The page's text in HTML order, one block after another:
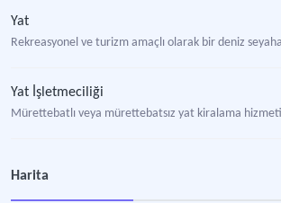
Yat
Rekreasyonel ve turizm amaçlı olarak bir deniz
Yat İşletmeciliği
Mürettebatlı veya mürettebatsız yat kiralama
Harita